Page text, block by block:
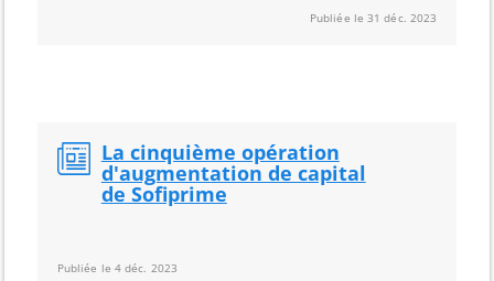
Publiée le 31 déc. 2023
La cinquième opération
d'augmentation de capital
de Sofiprime
Publiée le 4 déc. 2023